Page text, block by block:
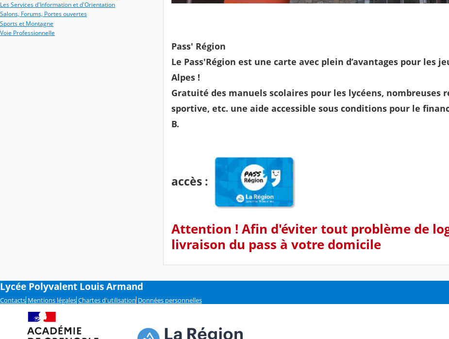
Les Services d'Information et d'Orientation
Salons, Forums, Portes ouvertes
Sports et Montagne
Voie Professionnelle
Pass' Région
Le Pass'Région est une carte avec plein d’avantages pour les
Alpes !
Gratuité des manuels scolaires pour les lycéens,
sportive, etc. une aide accessible sous conditions pour le
B.
accès :
Attention ! Afin d'éviter tout problème de
livraison du pass à votre domicile
Lycée Polyvalent Louis Armand
Contacts Mentions légales Chartes d'utilisation Données personnelles